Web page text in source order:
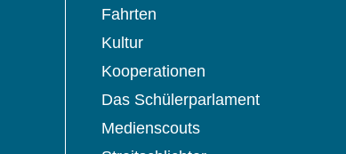
Fahrten
Kultur
Kooperationen
Das Schülerparlament
Medienscouts